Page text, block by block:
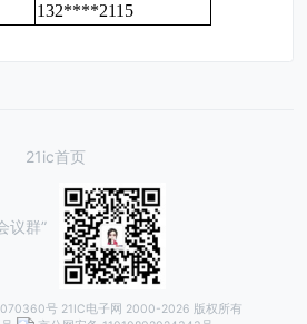
132****2115
21ic首页
议群”
号 21IC电子网 2000-2026 版权所有